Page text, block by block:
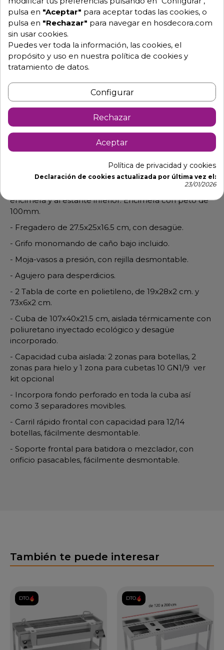
Pide tu presupuesto
Detalles de producto
Mueble para coctelería simple
- Fabricado en acero inox. AISI 304 18/8, satinado.
- Estructura robusta de acero inoxidable soldada a la
encimera y al estante inferior. Encimera con peto de
100mm.
- Fregadero de 27.5x25x16.5 cm, con desagüe.
- Grifo monomando de caño bajo incluido.
- Moja-vasos a presión, con rejilla desmontable.
- Agujero para desperdicios.
- 2 Tabla de corte en polietileno, de 19x28x2 cm. y
73x6x2 cm.
- Cuba de 107x40x21.5 cm, aislada térmicamente con
poliuretano inyectado ecológico y desagüe
incorporado.
- Capacidad cuba aislada: 2 zonas para botellas, 2
zonas para hielo y 1 zona para cubetas 10 GN1/9 ver
kit opcional
- Incorpora fondo perforado en toda la cuba así
como 3 separadores movibles.
- Carril rápido frontal con capacidad para 12/14
botellas, fácilmente desmontable.
- Soporte frontal para batidora o mezclador, con
orificio pasacables, fácilmente desmontable.
También te puede interesar
DTO. DTO.
pulsa en "Aceptar" para aceptar todas las cookies, o
pulsa en "Rechazar" para navegar en hosdecora.com
sin usar cookies.
Puedes ver toda la información, las cookies, el
propósito y uso en nuestra política de cookies y
tratamiento de datos.
Configurar
Rechazar
Aceptar
Política de privacidad y cookies
Declaración de cookies actualizada por última vez el:
23/01/2026